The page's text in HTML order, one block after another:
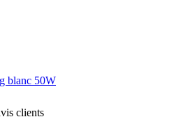
blanc 50W
clients